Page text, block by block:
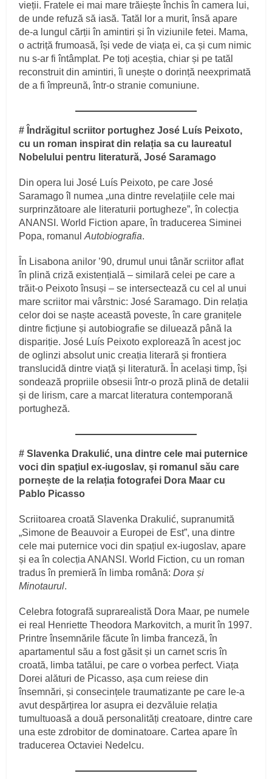
vieții. Fratele ei mai mare trăiește închis în camera lui,
de unde refuză să iasă. Tatăl lor a murit, însă apare
de-a lungul cărții în amintiri și în viziunile fetei. Mama,
o actriță frumoasă, își vede de viața ei, ca și cum nimic
nu s-ar fi întâmplat. Pe toți aceștia, chiar și pe tatăl
reconstruit din amintiri, îi unește o dorință neexprimată
de a fi împreună, într-o stranie comuniune.
# Îndrăgitul scriitor portughez José Luís Peixoto,
cu un roman inspirat din relația sa cu laureatul
Nobelului pentru literatură, José Saramago
Din opera lui José Luís Peixoto, pe care José
Saramago îl numea „una dintre revelațiile cele mai
surprinzătoare ale literaturii portugheze”, în colecția
ANANSI. World Fiction apare, în traducerea Siminei
Popa, romanulAutobiografia.
În Lisabona anilor ’90, drumul unui tânăr scriitor aflat
în plină criză existențială – similară celei pe care a
trăit-o Peixoto însuși – se intersectează cu cel al unui
mare scriitor mai vârstnic: José Saramago. Din relația
celor doi se naște această poveste, în care granițele
dintre ficțiune și autobiografie se diluează până la
dispariție. José Luís Peixoto explorează în acest joc
de oglinzi absolut unic creația literară și frontiera
translucidă dintre viață și literatură. În același timp, își
sondează propriile obsesii într-o proză plină de detalii
și de lirism, care a marcat literatura contemporană
portugheză.
# Slavenka Drakulić, una dintre cele mai puternice
voci din spaţiul ex-iugoslav, și romanul său care
pornește de la relația fotografei Dora Maar cu
Pablo Picasso
Scriitoarea croată Slavenka Drakulić, supranumită
„Simone de Beauvoir a Europei de Est”, una dintre
cele mai puternice voci din spațiul ex-iugoslav, apare
și ea în colecția ANANSI. World Fiction, cu un roman
tradus în premieră în limba română:Dora și
Minotaurul.
Celebra fotografă suprarealistă Dora Maar, pe numele
ei real Henriette Theodora Markovitch, a murit în 1997.
Printre însemnările făcute în limba franceză, în
apartamentul său a fost găsit și un carnet scris în
croată, limba tatălui, pe care o vorbea perfect. Viața
Dorei alături de Picasso, așa cum reiese din
însemnări, și consecințele traumatizante pe care le-a
avut despărțirea lor asupra ei dezvăluie relația
tumultuoasă a două personalități creatoare, dintre care
una este zdrobitor de dominatoare. Cartea apare în
traducerea Octaviei Nedelcu.